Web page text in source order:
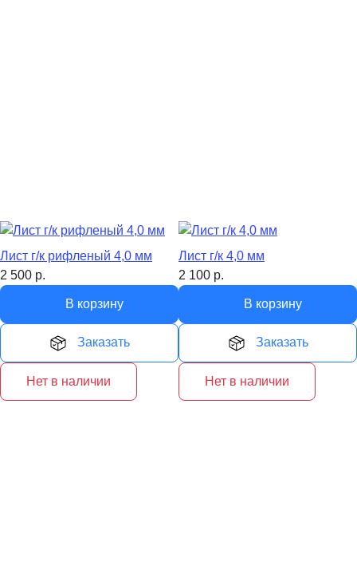
Лист г/к рифленый 4,0 мм
2 500 р.
В корзину
Заказать
Нет в наличии
Лист г/к 4,0 мм
2 100 р.
В корзину
Заказать
Нет в наличии